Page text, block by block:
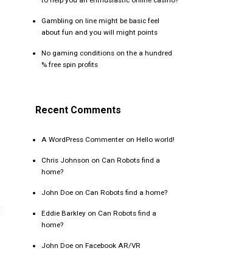
Gambling on line might be basic feel
about fun and you will might points
No gaming conditions on the a hundred
% free spin profits
Recent Comments
A WordPress Commenter onHello world!
Chris Johnson on Can Robots find a
home?
John Doe on Can Robots find a home?
Eddie Barkley on Can Robots find a
home?
John Doe onFacebook AR/VR